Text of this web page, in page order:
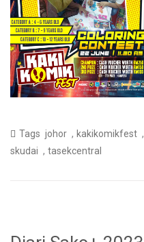
Tags johor , kakikomikfest ,
skudai , tasekcentral